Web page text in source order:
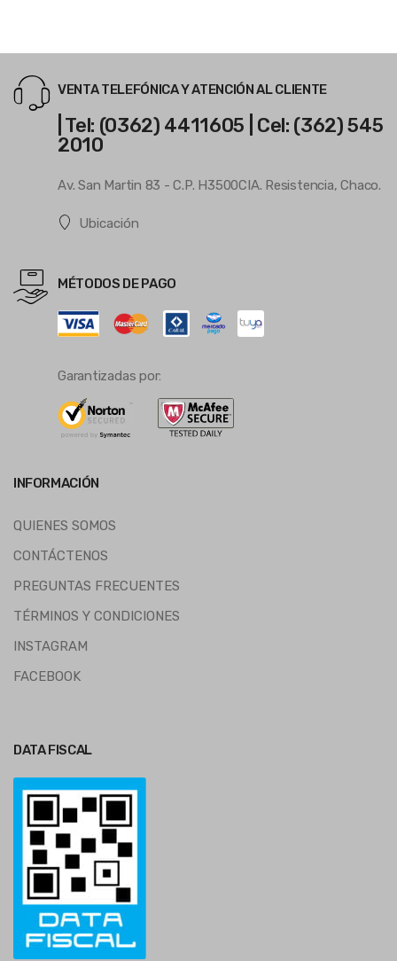
VENTA TELEFÓNICA Y ATENCIÓN AL CLIENTE
| Tel: (0362) 4411605 | Cel: (362) 545
2010
Av. San Martin 83 - C.P. H3500CIA. Resistencia, Chaco.
Ubicación
MÉTODOS DE PAGO
Garantizadas por:
INFORMACIÓN
QUIENES SOMOS
CONTÁCTENOS
PREGUNTAS FRECUENTES
TÉRMINOS Y CONDICIONES
INSTAGRAM
FACEBOOK
DATA FISCAL